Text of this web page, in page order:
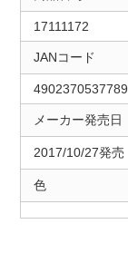
17111172
JANコード
4902370537789
メーカー発売日
2017/10/27発売
色